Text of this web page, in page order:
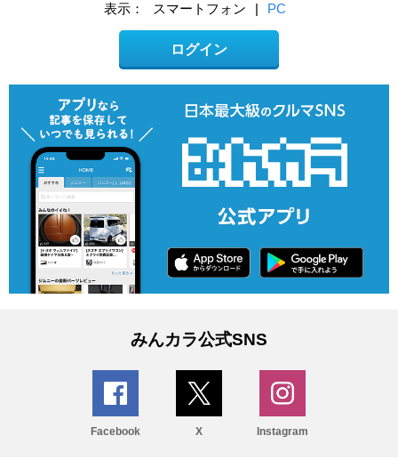
表示： スマートフォン | PC
ログイン
みんカラ公式SNS
Facebook X Instagram